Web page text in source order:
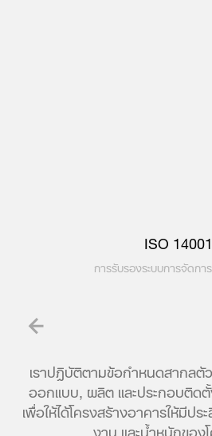
ISO 14001
การรับรองระบบการจัดก
เราปฎิบัติตามข้อกำหนดสากลตั
ออกแบบ, ผลิต และประกอบติด
เพื่อให้ได้โครงสร้างอาคารให้มีป
งาน และน้ำหนักของ